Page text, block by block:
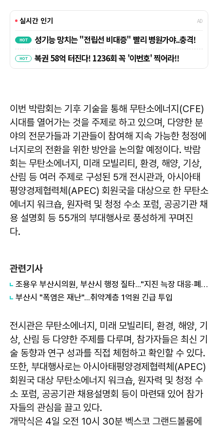
이번 박람회는 기후 기술을 통해 무탄소에너지(CFE)
시대를 열어가는 것을 주제로 하고 있으며, 다양한 분
야의 전문가들과 기관들이 참여해 지속 가능한 청정에
너지로의 전환을 위한 방안을 논의할 예정이다. 박람
회는 무탄소에너지, 미래 모빌리티, 환경, 해양, 기상,
산림 등 여러 주제로 구성된 5개 전시관과, 아시아태
평양경제협력체(APEC) 회원국을 대상으로 한 무탄소
에너지 워크숍, 원자력 및 청정 수소 포럼, 공공기관 채
용 설명회 등 55개의 부대행사로 풍성하게 꾸며진
다.
관련기사
조용우 부산시의원, 부산시 행정 질타..."지진 늑장 대응·폐가전센터 부실 감독"
부산시 "폭염은 재난"...취약계층 1억원 긴급 투입
전시관은 무탄소에너지, 미래 모빌리티, 환경, 해양, 기
상, 산림 등 다양한 주제를 다루며, 참가자들은 최신 기
술 동향과 연구 성과를 직접 체험하고 확인할 수 있다.
또한, 부대행사로는 아시아태평양경제협력체(APEC)
회원국 대상 무탄소에너지 워크숍, 원자력 및 청정 수
소 포럼, 공공기관 채용설명회 등이 마련돼 있어 참가
자들의 관심을 끌고 있다.
개막식은 4일 오전 10시 30분 벡스코 그랜드볼룸에